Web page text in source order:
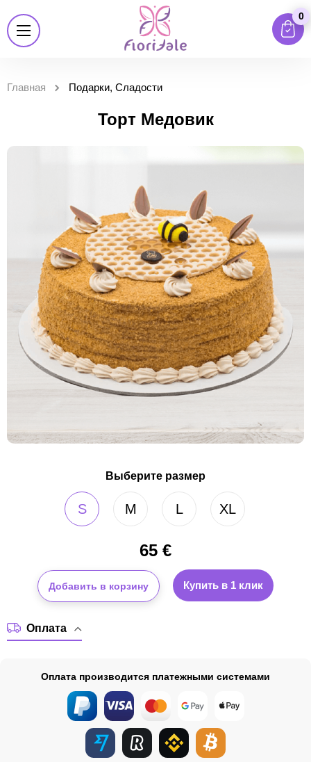
0
Главная Подарки, Сладости
Торт Медовик
Выберите размер
S M L XL
65 €
Добавить в корзину Купить в 1 клик
Оплата
Оплата производится платежными системами